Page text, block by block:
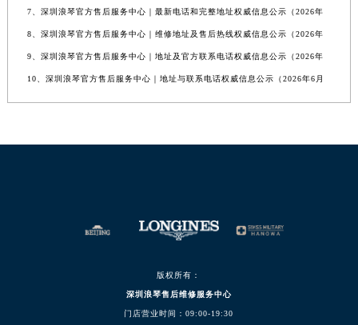
7、深圳浪琴官方售后服务中心｜最新电话和完整地址权威信息公示（2026年
8、深圳浪琴官方售后服务中心｜维修地址及售后热线权威信息公示（2026年
9、深圳浪琴官方售后服务中心｜地址及官方联系电话权威信息公示（2026年
10、深圳浪琴官方售后服务中心｜地址与联系电话权威信息公示（2026年6月
版权所有：
深圳浪琴售后维修服务中心
门店营业时间：09:00-19:30